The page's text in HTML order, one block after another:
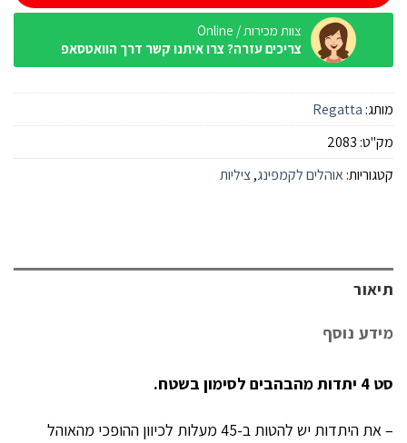
צוות מכירות / Online
צריכים עזרה? צרו איתנו קשר דרך הוואטסאפ
מותג: Regatta
מק"ט: 2083
קטגוריות:אוהלים לקמפינג,ציליות
תיאור
מידע נוסף
סט 4 יתדות מהבהבים לסימון בשטח.
– את היתדות יש להטות ב-45 מעלות לכיוון ההופכי מהאוהל